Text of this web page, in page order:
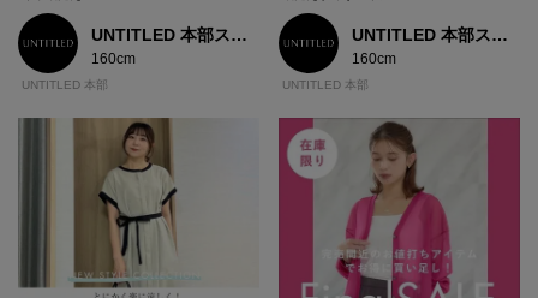
UNTITLED 本部スタッフ
160cm
UNTITLED 本部
UNTITLED 本部スタッフ
160cm
UNTITLED 本部